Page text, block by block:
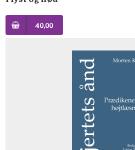
40,00